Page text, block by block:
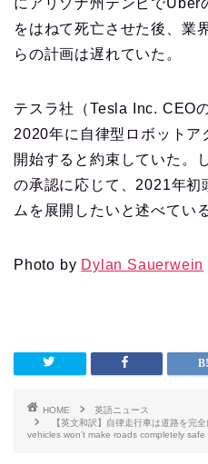
にアリゾナ州テンピでUber
をはねて死亡させた後、業
らの計画は遅れていた。
テスラ社（Tesla Inc. CEO
2020年に自律型ロボットア
開始すると約束していた。
の承認に応じて、2021年初
ムを展開したいと述べている
Photo by Dylan Sauerwein
HOME
英語ニュース
【英文和訳】自律走行車は道路を
vehicles won’t make roads completely safe